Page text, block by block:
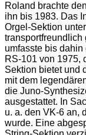
Roland brachte
ihn bis 1983. Das
Orgel-Sektion
transportfreundlich
umfasste bis
RS-101 von 1975,
Sektion bietet und
mit dem
die Juno-
ausgestattet. In
u. a. den VK-6 an,
wurde. Eine